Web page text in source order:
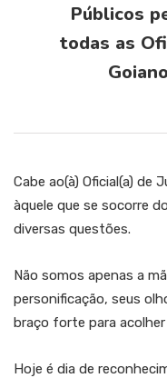
Públicos
todas as
Cabe ao(à) Oficial(a)
àquele que se socorre
diversas questões.
Não somos apenas a
personificação, seus
braço forte para
Hoje é dia de